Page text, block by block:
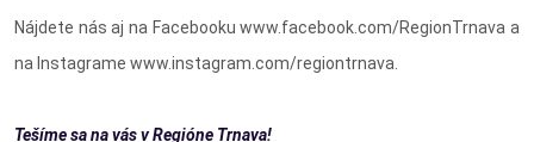
Nájdete nás aj na Facebooku www.facebook.com/RegionTrnava a
na Instagrame www.instagram.com/regiontrnava.
Tešíme sa na vás v Regióne Trnava!